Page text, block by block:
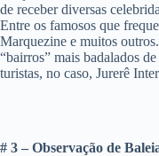
de receber diversas
Entre os famosos que
Marquezine e muitos
“bairros” mais badalados de
turistas, no caso, Jurerê
# 3 – Observação de